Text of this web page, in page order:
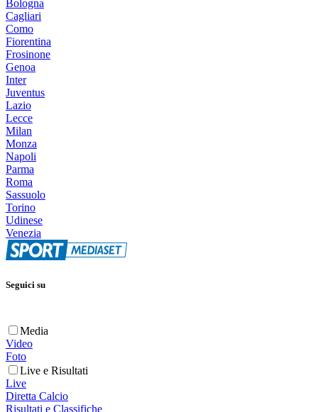
Bologna
Cagliari
Como
Fiorentina
Frosinone
Genoa
Inter
Juventus
Lazio
Lecce
Milan
Monza
Napoli
Parma
Roma
Sassuolo
Torino
Udinese
Venezia
Seguici su
Media
Video
Foto
Live e Risultati
Live
Diretta Calcio
Risultati e Classifiche